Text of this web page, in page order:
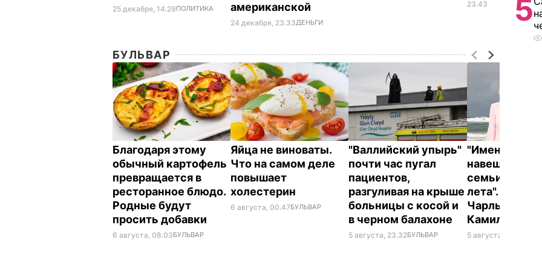
25 декабря, 14.29ПОЛИТИКА
американской
24 декабря, 23.33ДЕНЬГИ
23.43
БУЛЬВАР
Благодаря этому
обычный картофель
превращается в
ресторанное блюдо.
Родные будут
просить добавки
6 августа, 08.03БУЛЬВАР
Яйца не виноваты.
Что на самом деле
повышает
холестерин
6 августа, 00.47БУЛЬВАР
"Валлийский упырь"
почти час пугал
пациентов,
разгуливая на крыше
больницы с косой и
в черном балахоне
5 августа, 23.32БУЛЬВАР
"Именно там
навещают
семьи в
лета". Где
Чарльз III и
Камилла
5 августа, 20.22
5